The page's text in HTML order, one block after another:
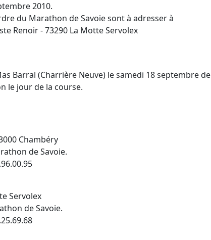
2010.
du Marathon de Savoie sont à adresser à
Renoir - 73290 La Motte Servolex
Barral (Charrière Neuve) le samedi 18 septembre de
le jour de la course.
Chambéry
de Savoie.
Servolex
de Savoie.